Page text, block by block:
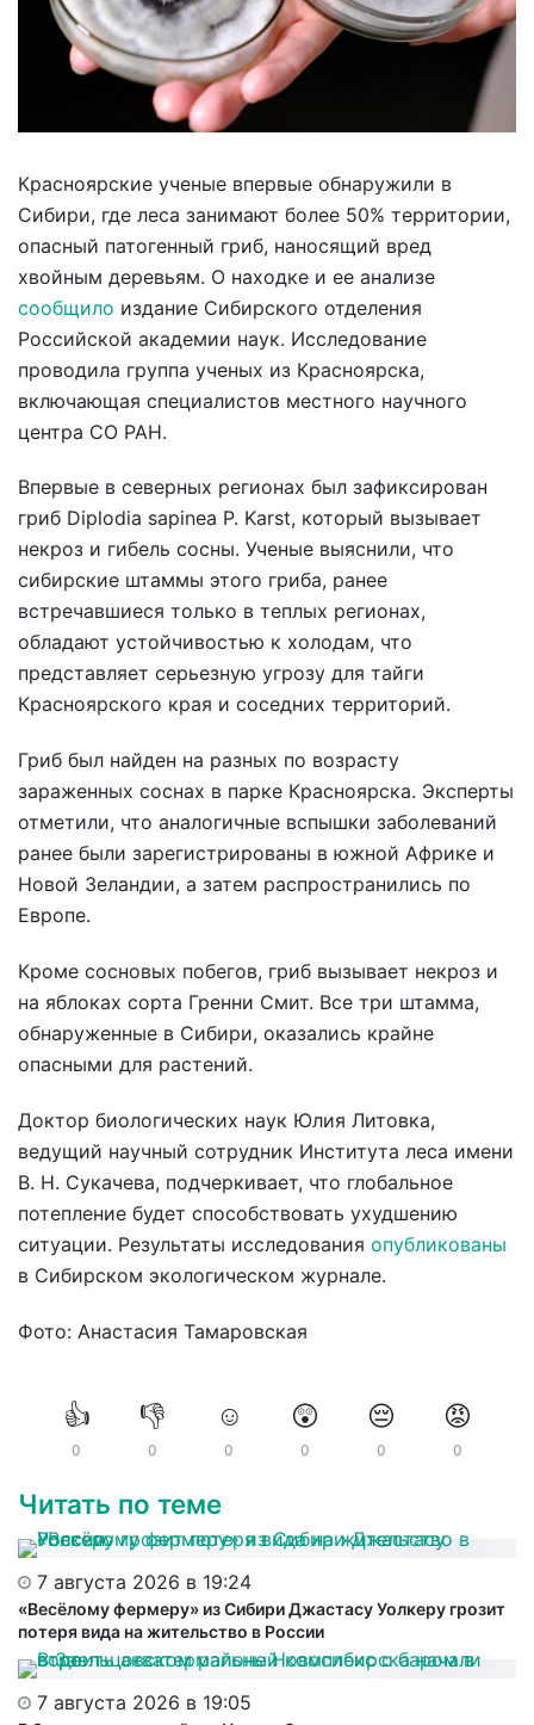
Красноярские ученые впервые обнаружили в
Сибири, где леса занимают более 50% территории,
опасный патогенный гриб, наносящий вред
хвойным деревьям. О находке и ее анализе
сообщило издание Сибирского отделения
Российской академии наук. Исследование
проводила группа ученых из Красноярска,
включающая специалистов местного научного
центра СО РАН.
Впервые в северных регионах был зафиксирован
гриб Diplodia sapinea P. Karst, который вызывает
некроз и гибель сосны. Ученые выяснили, что
сибирские штаммы этого гриба, ранее
встречавшиеся только в теплых регионах,
обладают устойчивостью к холодам, что
представляет серьезную угрозу для тайги
Красноярского края и соседних территорий.
Гриб был найден на разных по возрасту
зараженных соснах в парке Красноярска. Эксперты
отметили, что аналогичные вспышки заболеваний
ранее были зарегистрированы в южной Африке и
Новой Зеландии, а затем распространились по
Европе.
Кроме сосновых побегов, гриб вызывает некроз и
на яблоках сорта Гренни Смит. Все три штамма,
обнаруженные в Сибири, оказались крайне
опасными для растений.
Доктор биологических наук Юлия Литовка,
ведущий научный сотрудник Института леса имени
В. Н. Сукачева, подчеркивает, что глобальное
потепление будет способствовать ухудшению
ситуации. Результаты исследования опубликованы
в Сибирском экологическом журнале.
Фото: Анастасия Тамаровская
👍
0
👎
0
☺️
0
😲
0
😔
0
😡
0
Читать по теме
7 августа 2026 в 19:24
«Весёлому фермеру» из Сибири Джастасу Уолкеру грозит
потеря вида на жительство в России
7 августа 2026 в 19:05